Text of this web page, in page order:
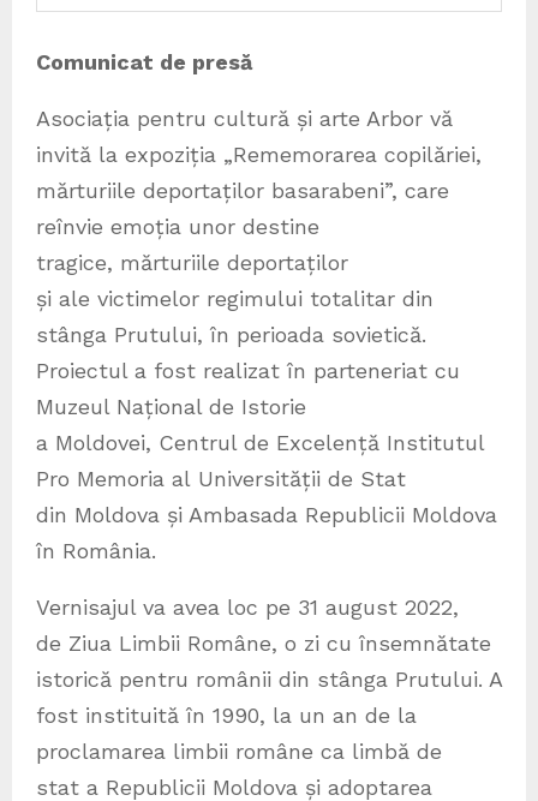
Comunicat de presă
Asociația pentru cultură și arte Arbor vă
invită la expoziția „Rememorarea copilăriei,
mărturiile deportaților basarabeni”, care
reînvie emoția unor destine
tragice, mărturiile deportaților
și ale victimelor regimului totalitar din
stânga Prutului, în perioada sovietică.
Proiectul a fost realizat în parteneriat cu
Muzeul Național de Istorie
a Moldovei, Centrul de Excelență Institutul
Pro Memoria al Universității de Stat
din Moldova și Ambasada Republicii Moldova
în România.
Vernisajul va avea loc pe 31 august 2022,
de Ziua Limbii Române, o zi cu însemnătate
istorică pentru românii din stânga Prutului. A
fost instituită în 1990, la un an de la
proclamarea limbii române ca limbă de
stat a Republicii Moldova și adoptarea